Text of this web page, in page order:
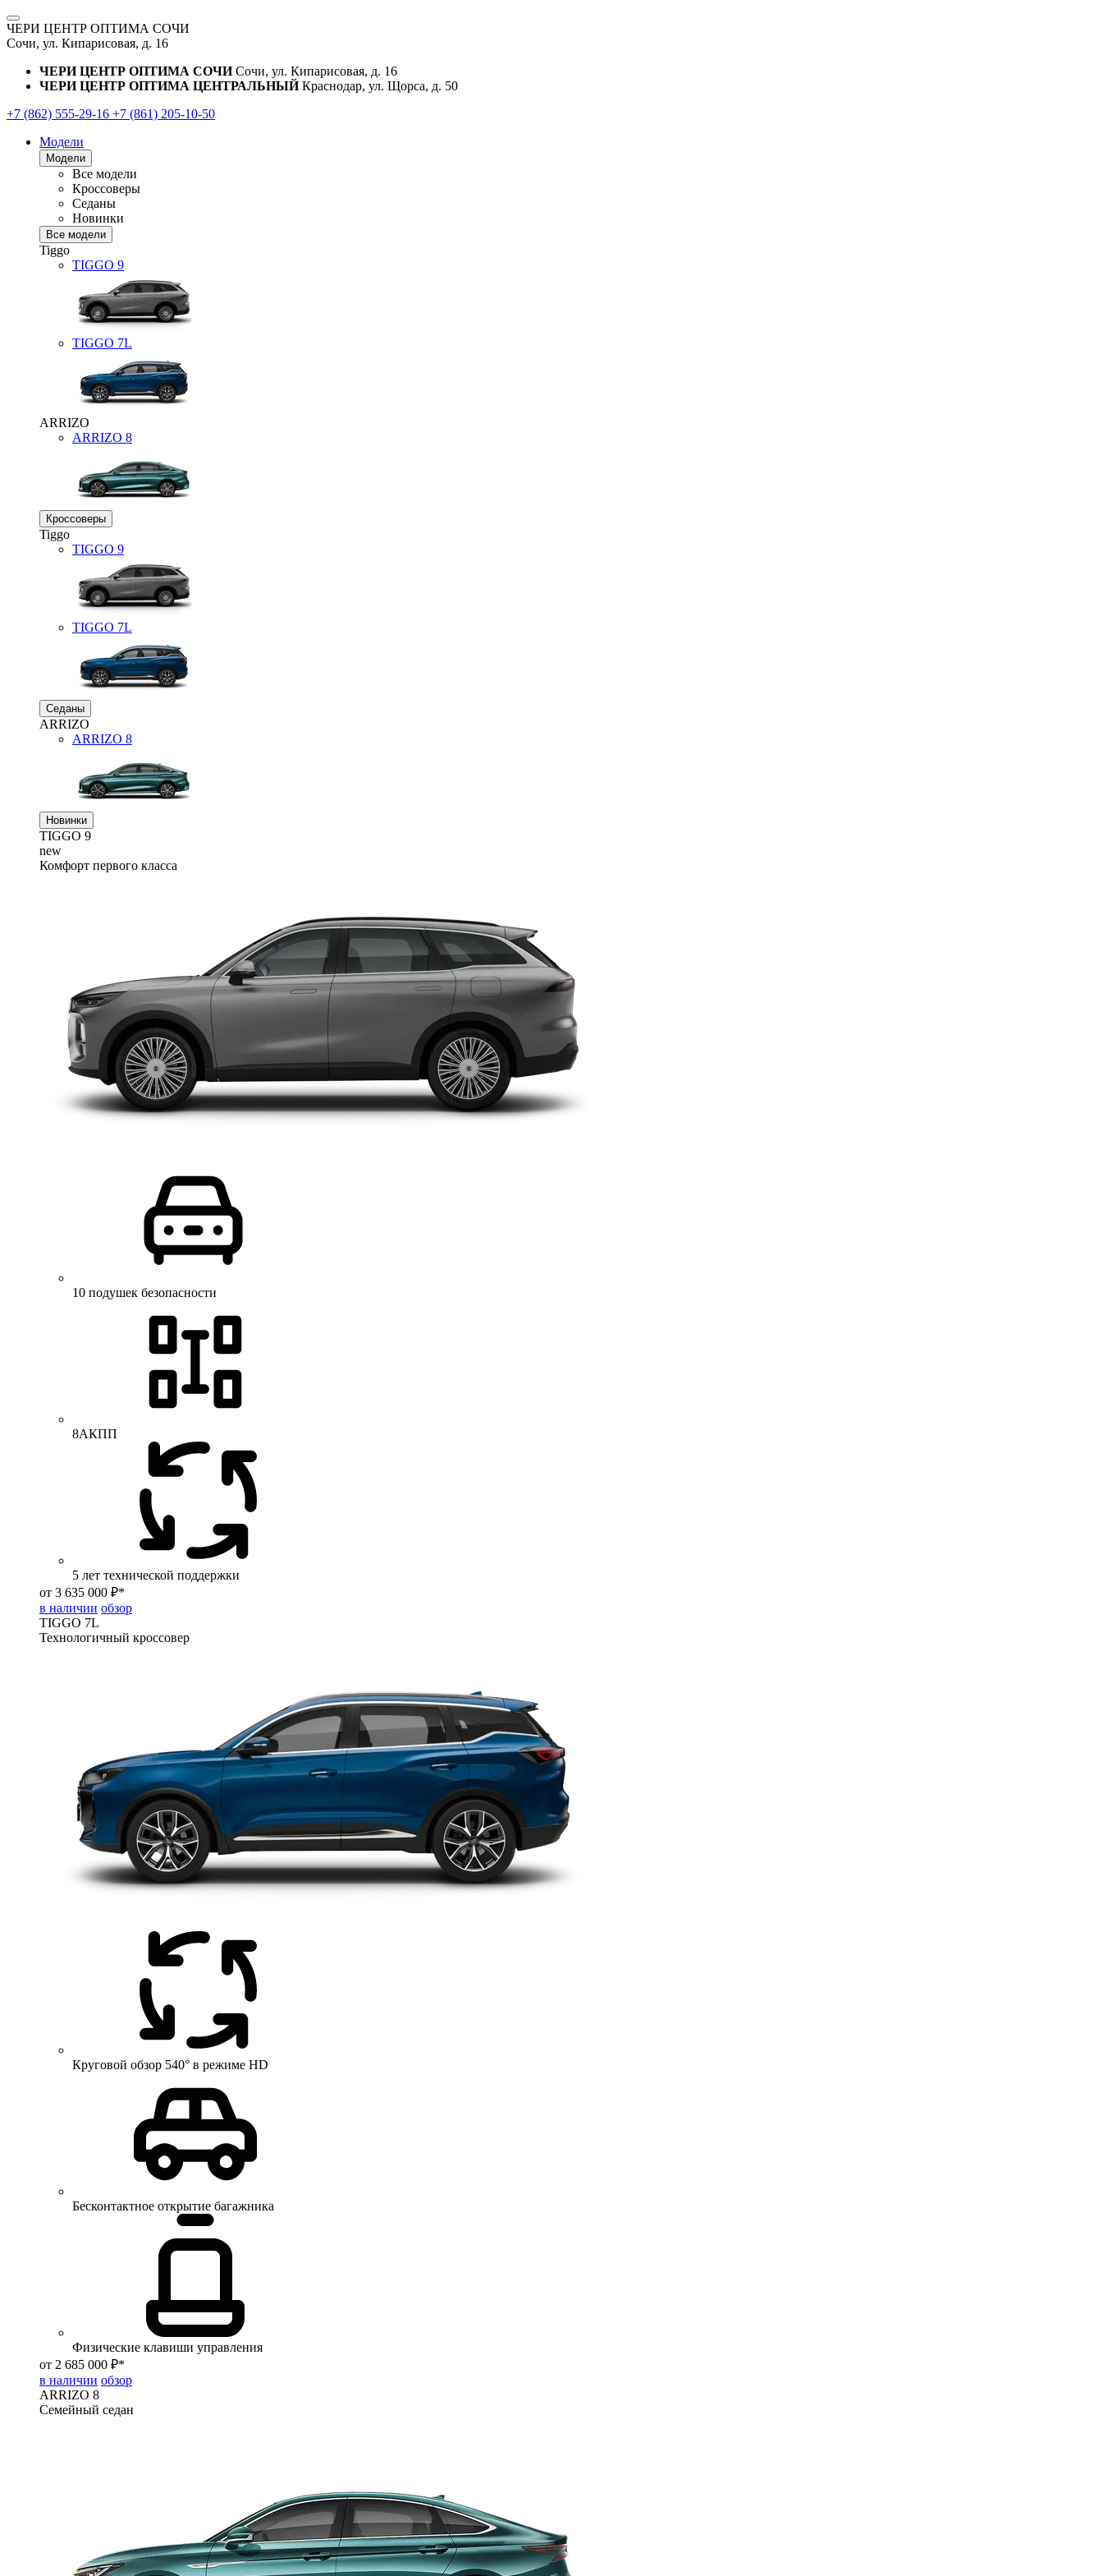
ЧЕРИ ЦЕНТР ОПТИМА СОЧИ
Сочи, ул. Кипарисовая, д. 16
ЧЕРИ ЦЕНТР ОПТИМА СОЧИ Сочи, ул. Кипарисовая, д. 16
ЧЕРИ ЦЕНТР ОПТИМА ЦЕНТРАЛЬНЫЙ Краснодар, ул. Щорса, д. 50
+7 (862) 555-29-16 +7 (861) 205-10-50
Модели
Модели
Все модели
Кроссоверы
Седаны
Новинки
Все модели
Tiggo
TIGGO 9
TIGGO 7L
ARRIZO
ARRIZO 8
Кроссоверы
Tiggo
TIGGO 9
TIGGO 7L
Седаны
ARRIZO
ARRIZO 8
Новинки
TIGGO 9
new
Комфорт первого класса
10 подушек безопасности
8АКПП
5 лет технической поддержки
от 3 635 000 ₽*
в наличии обзор
TIGGO 7L
Технологичный кроссовер
Круговой обзор 540° в режиме HD
Бесконтактное открытие багажника
Физические клавиши управления
от 2 685 000 ₽*
в наличии обзор
ARRIZO 8
Семейный седан